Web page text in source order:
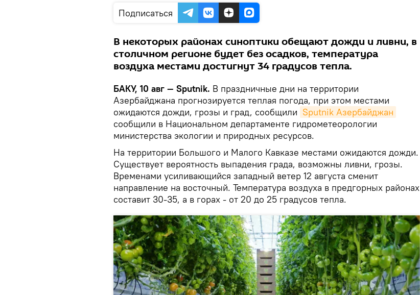
Подписаться
В некоторых районах синоптики обещают дожди и ливни, в
столичном регионе будет без осадков, температура
воздуха местами достигнут 34 градусов тепла.
БАКУ, 10 авг — Sputnik. В праздничные дни на территории
Азербайджана прогнозируется теплая погода, при этом местами
ожидаются дожди, грозы и град, сообщили Sputnik Азербайджан
сообщили в Национальном департаменте гидрометеорологии
министерства экологии и природных ресурсов.
На территории Большого и Малого Кавказе местами ожидаются дожди.
Существует вероятность выпадения града, возможны ливни, грозы.
Временами усиливающийся западный ветер 12 августа сменит
направление на восточный. Температура воздуха в предгорных районах
составит 30-35, а в горах - от 20 до 25 градусов тепла.